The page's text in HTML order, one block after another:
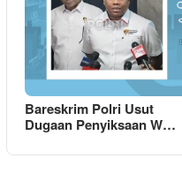
Bareskrim Polri Usut
Dugaan Penyiksaan W…